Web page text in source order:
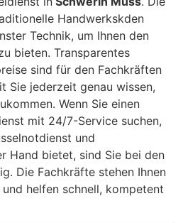
Handwerkskden
Technik, um Ihnen den
bieten. Transparentes
sind für den Fachkräften
Sie jederzeit genau wissen,
Wenn Sie einen
mit 24/7-Service suchen,
und
Hand bietet, sind Sie bei den
Die Fachkräfte stehen Ihnen
helfen schnell, kompetent